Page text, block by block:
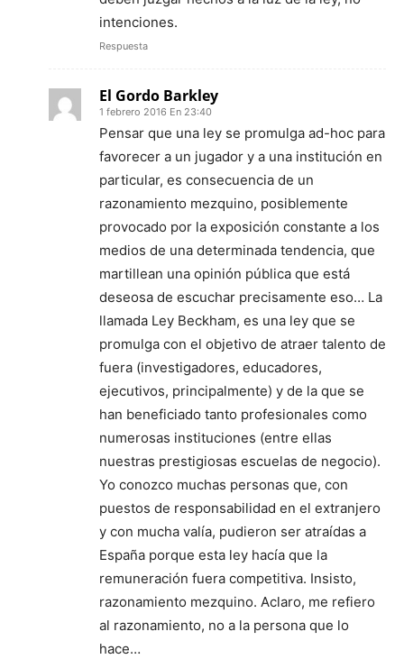
intenciones.
Respuesta
El Gordo Barkley
1 febrero 2016 En 23:40
Pensar que una ley se promulga ad-hoc para
favorecer a un jugador y a una institución en
particular, es consecuencia de un
razonamiento mezquino, posiblemente
provocado por la exposición constante a los
medios de una determinada tendencia, que
martillean una opinión pública que está
deseosa de escuchar precisamente eso… La
llamada Ley Beckham, es una ley que se
promulga con el objetivo de atraer talento de
fuera (investigadores, educadores,
ejecutivos, principalmente) y de la que se
han beneficiado tanto profesionales como
numerosas instituciones (entre ellas
nuestras prestigiosas escuelas de negocio).
Yo conozco muchas personas que, con
puestos de responsabilidad en el extranjero
y con mucha valía, pudieron ser atraídas a
España porque esta ley hacía que la
remuneración fuera competitiva. Insisto,
razonamiento mezquino. Aclaro, me refiero
al razonamiento, no a la persona que lo
hace…